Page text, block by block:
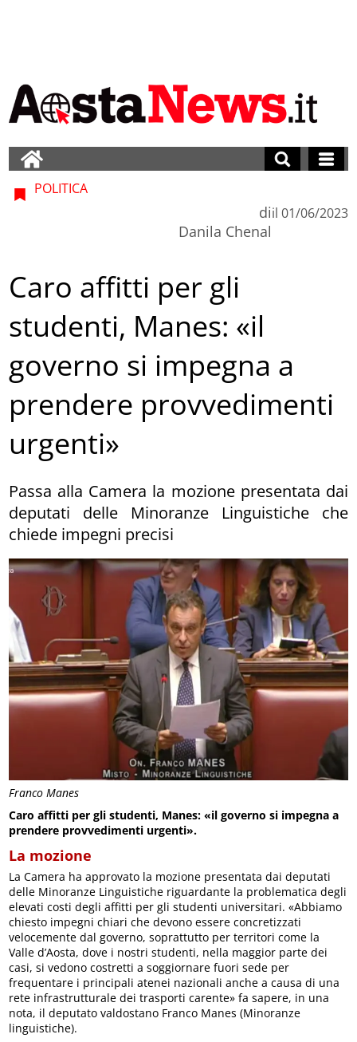
Franco Manes
POLITICA
di
Danila Chenal
il 01/06/2023
Caro affitti per gli
studenti, Manes: «il
governo si impegna a
prendere provvedimenti
urgenti»
Passa alla Camera la mozione presentata dai
deputati delle Minoranze Linguistiche che
chiede impegni precisi
Caro affitti per gli studenti, Manes: «il governo si impegna a
prendere provvedimenti urgenti».
La mozione
La Camera ha approvato la mozione presentata dai deputati
delle Minoranze Linguistiche riguardante la problematica degli
elevati costi degli affitti per gli studenti universitari. «Abbiamo
chiesto impegni chiari che devono essere concretizzati
velocemente dal governo, soprattutto per territori come la
Valle d’Aosta, dove i nostri studenti, nella maggior parte dei
casi, si vedono costretti a soggiornare fuori sede per
frequentare i principali atenei nazionali anche a causa di una
rete infrastrutturale dei trasporti carente» fa sapere, in una
nota, il deputato valdostano Franco Manes (Minoranze
linguistiche).